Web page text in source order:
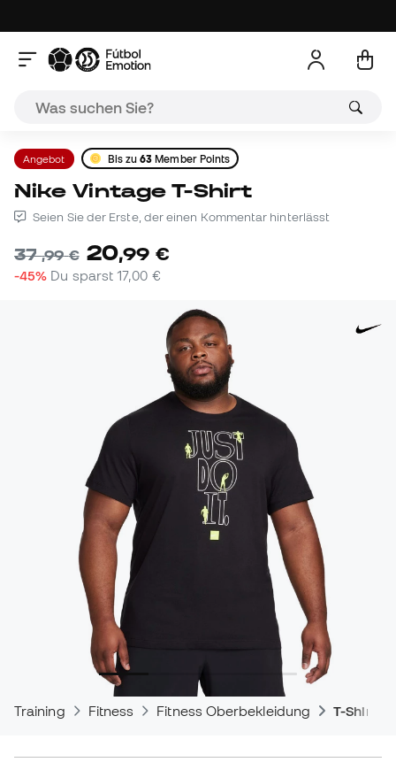
Angebot Bis zu63 Member Points
Nike Vintage T-Shirt
Seien Sie der Erste, der einen Kommentar hinterlässt
37,99 € 20,99 €
-45% Du sparst17,00 €
Training Fitness Fitness Oberbekleidung T-Shirts